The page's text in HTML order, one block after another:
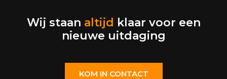
Wij staan altijd klaar voor een
nieuwe uitdaging
KOM IN CONTACT